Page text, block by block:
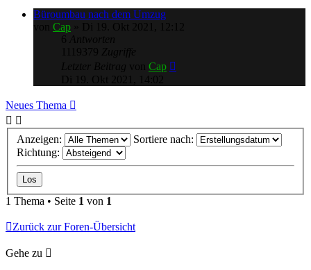
Büroumbau nach dem Umzug
Cap
Cap
Neues Thema
Anzeigen:
Sortiere nach:
Richtung:
1 Thema • Seite 1 von 1
Zurück zur Foren-Übersicht
Gehe zu